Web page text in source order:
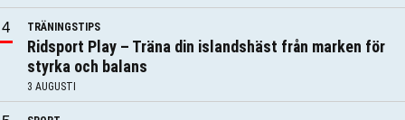
TRÄNINGSTIPS
Ridsport Play – Träna din islandshäst från marken för
styrka och balans
3 AUGUSTI